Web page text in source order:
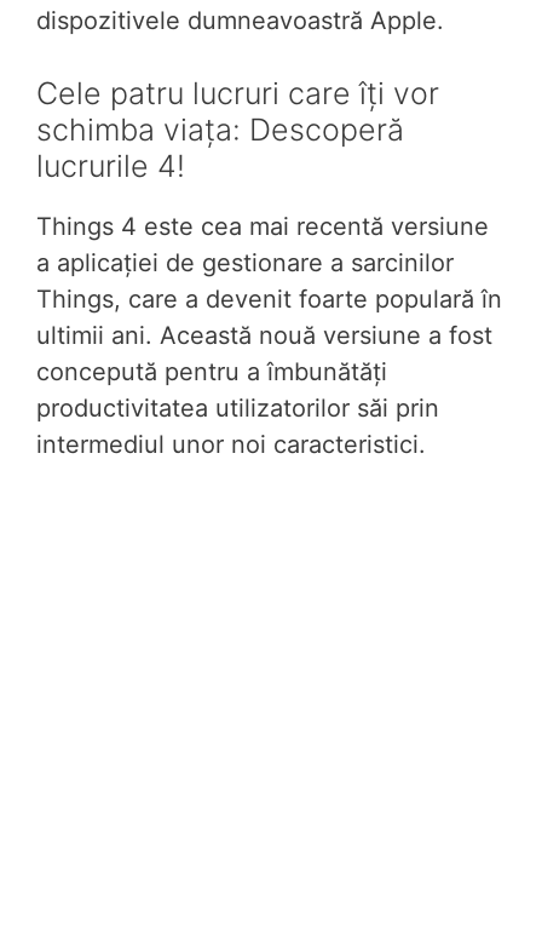
dispozitivele dumneavoastră Apple.
Cele patru lucruri care îți vor
schimba viața: Descoperă
lucrurile 4!
Things 4 este cea mai recentă versiune
a aplicației de gestionare a sarcinilor
Things, care a devenit foarte populară în
ultimii ani. Această nouă versiune a fost
concepută pentru a îmbunătăți
productivitatea utilizatorilor săi prin
intermediul unor noi caracteristici.